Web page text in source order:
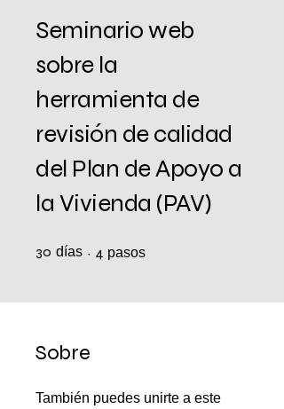
Seminario web
sobre la
herramienta de
revisión de calidad
del Plan de Apoyo a
la Vivienda (PAV)
30 días 30 días
4 pasos
Sobre
También puedes unirte a este